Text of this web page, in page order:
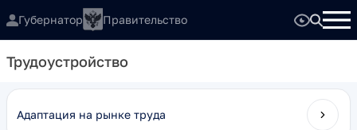
Губернатор Правительство
Трудоустройство
Адаптация на рынке труда